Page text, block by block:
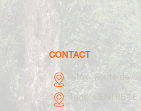
CONTACT
Sfax : Route de
Tunis: CENTRE LE